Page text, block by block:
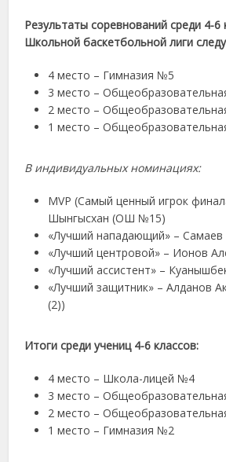
Результаты соревнований среди 4-
Школьной баскетбольной лиги
4 место – Гимназия №5
3 место –
2 место –
1 место –
В индивидуальных номинациях:
MVP (Самый ценный игрок
Шынгысхан (ОШ №15)
«Лучший нападающий» –
«Лучший центровой» – Ионов
«Лучший ассистент» –
«Лучший защитник» – Алданов
(2))
Итоги среди учениц 4-6 классов:
4 место – Школа-лицей №4
3 место –
2 место –
1 место – Гимназия №2